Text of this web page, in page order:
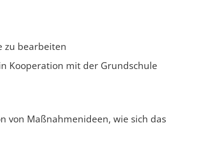
zu bearbeiten
Kooperation mit der Grundschule
von Maßnahmenideen, wie sich das